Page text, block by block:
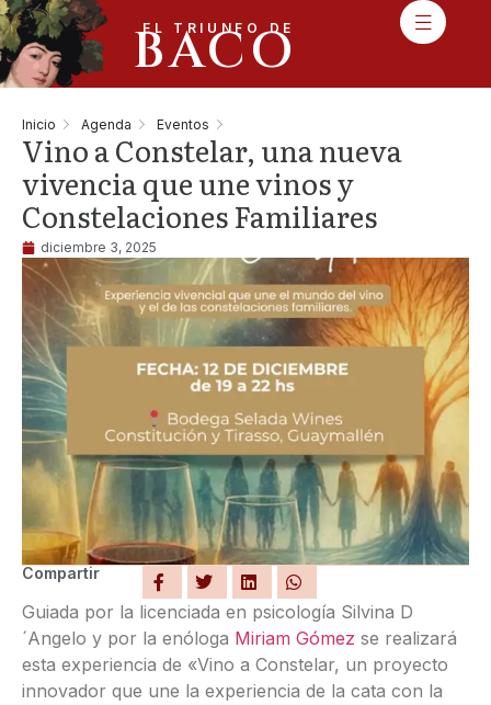
EL TRIUNFO DE
BACO
Inicio Agenda Eventos
Vino a Constelar, una nueva
vivencia que une vinos y
Constelaciones Familiares
diciembre 3, 2025
Compartir
Guiada por la licenciada en psicología Silvina D
´Angelo y por la enóloga Miriam Gómez se realizará
esta experiencia de «Vino a Constelar, un proyecto
innovador que une la experiencia de la cata con la